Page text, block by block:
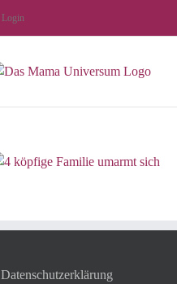
Login
Datenschutzerklärung